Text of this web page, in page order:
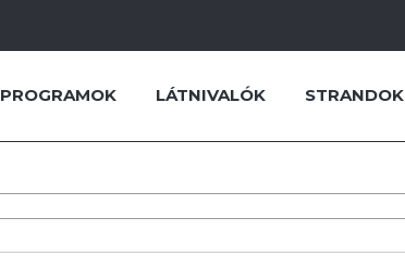
PROGRAMOK LÁTNIVALÓK STRANDOK